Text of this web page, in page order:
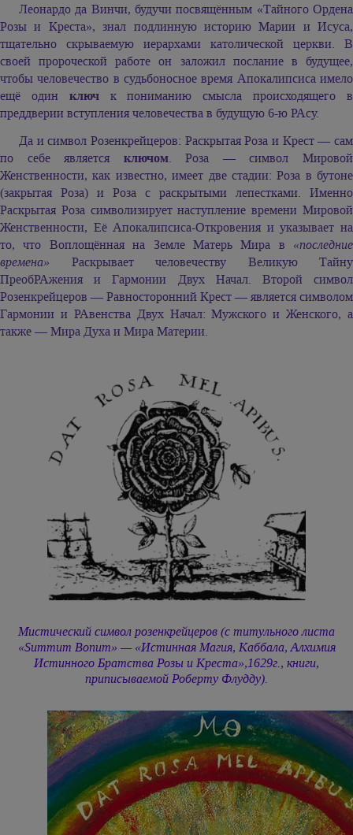
Леонардо да Винчи, будучи посвящённым «Тайного Ордена
Розы и Креста», знал подлинную историю Марии и Исуса,
тщательно скрываемую иерархами католической церкви. В
своей пророческой работе он заложил послание в будущее,
чтобы человечество в судьбоносное время Апокалипсиса имело
ещё один ключ к пониманию смысла происходящего в
преддверии вступления человечества в будущую 6-ю РАсу.
Да и символ Розенкрейцеров: Раскрытая Роза и Крест — сам
по себе является ключом. Роза — символ Мировой
Женственности, как известно, имеет две стадии: Роза в бутоне
(закрытая Роза) и Роза с раскрытыми лепестками. Именно
Раскрытая Роза символизирует наступление времени Мировой
Женственности, Её Апокалипсиса-Откровения и указывает на
то, что Воплощённая на Земле Матерь Мира в «последние
времена» Раскрывает человечеству Великую Тайну
ПреобРАжения и Гармонии Двух Начал. Второй символ
Розенкрейцеров — Равносторонний Крест — является символом
Гармонии и РАвенства Двух Начал: Мужского и Женского, а
также — Мира Духа и Мира Материи.
Мистический символ розенкрейцеров (с титульного листа
«Summum Bonum» — «Истинная Магия, Каббала, Алхимия
Истинного Братства Розы и Креста»,1629г., книги,
приписываемой Роберту Флудду).